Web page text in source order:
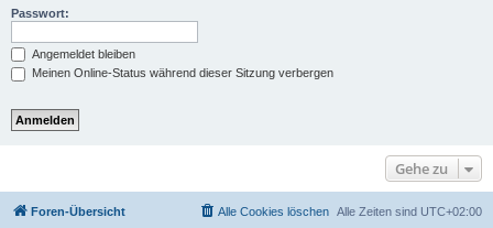
Passwort:
Angemeldet bleiben
Meinen Online-Status während dieser Sitzung verbergen
Gehe zu
Foren-Übersicht Alle Zeiten sind UTC+02:00
Alle Cookies löschen